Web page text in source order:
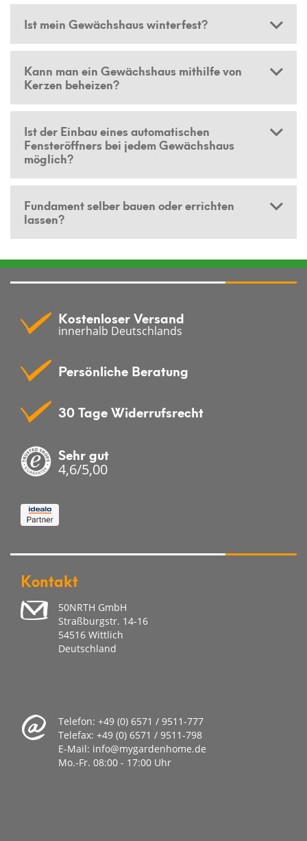
Ist mein Gewächshaus winterfest?
Kann man ein Gewächshaus mithilfe von
Kerzen beheizen?
Ist der Einbau eines automatischen
Fensteröffners bei jedem Gewächshaus
möglich?
Fundament selber bauen oder errichten
lassen?
Kostenloser Versand
innerhalb Deutschlands
Persönliche Beratung
30 Tage Widerrufsrecht
Sehr gut
4,6/5,00
Kontakt
50NRTH GmbH
Straßburgstr. 14-16
54516 Wittlich
Deutschland
Telefon: +49 (0) 6571 / 9511-777
Telefax: +49 (0) 6571 / 9511-798
E-Mail: info@mygardenhome.de
Mo.-Fr. 08:00 - 17:00 Uhr